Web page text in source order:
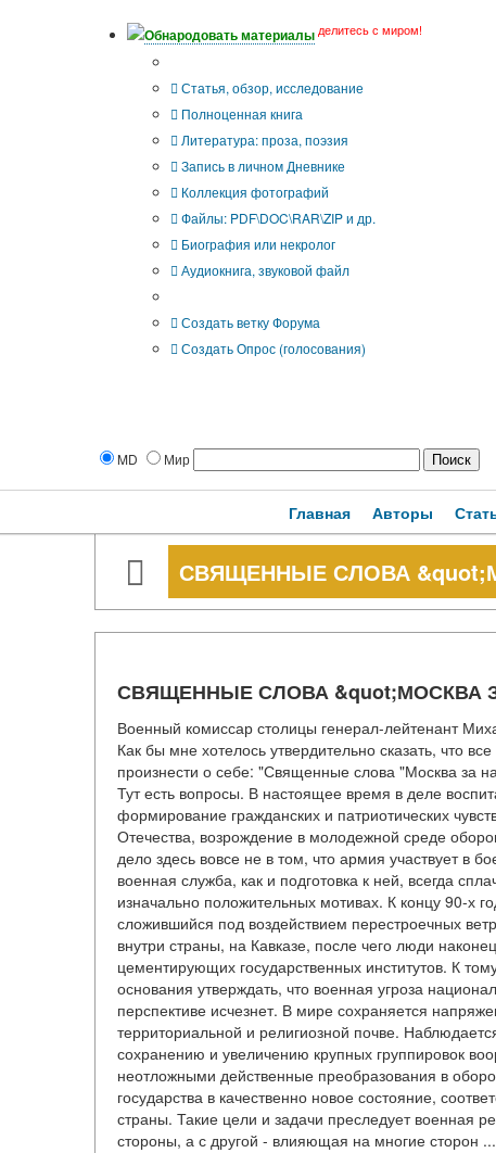
Обнародовать материалы делитесь с миром!
Статья, обзор, исследование
Полноценная книга
Литература: проза, поэзия
Запись в личном Дневнике
Коллекция фотографий
Файлы: PDF\DOC\RAR\ZIP и др.
Биография или некролог
Аудиокнига, звуковой файл
Создать ветку Форума
Создать Опрос (голосования)
MD Мир
Главная Авторы
СВЯЩЕННЫЕ СЛОВА
СВЯЩЕННЫЕ СЛОВА &quot;МОСКВА
Военный комиссар столицы генерал-лейтенант
Как бы мне хотелось утвердительно сказать, что
произнести о себе: "Священные слова "Москва
Тут есть вопросы. В настоящее время в деле
формирование гражданских и патриотических
Отечества, возрождение в молодежной среде
дело здесь вовсе не в том, что армия участвует в
военная служба, как и подготовка к ней, всегда
изначально положительных мотивах. К концу 90-х
сложившийся под воздействием перестроечных
внутри страны, на Кавказе, после чего люди
цементирующих государственных институтов. К
основания утверждать, что военная угроза
перспективе исчезнет. В мире сохраняется
территориальной и религиозной почве.
сохранению и увеличению крупных группировок
неотложными действенные преобразования в
государства в качественно новое состояние,
страны. Такие цели и задачи преследует
стороны, а с другой - влияющая на многие сторон ...